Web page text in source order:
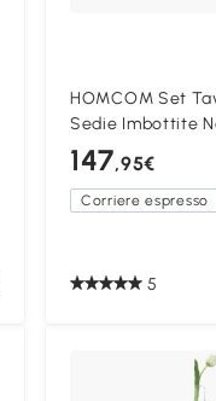
HOMCOM Set
Sedie Imbottite
147,95€
Corriere espresso
5